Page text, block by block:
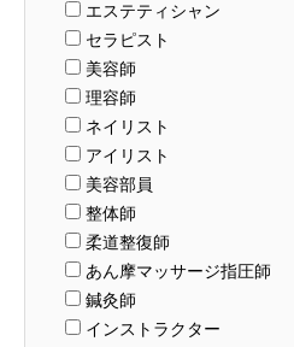
エステティシャン
セラピスト
美容師
理容師
ネイリスト
アイリスト
美容部員
整体師
柔道整復師
あん摩マッサージ指圧師
鍼灸師
インストラクター